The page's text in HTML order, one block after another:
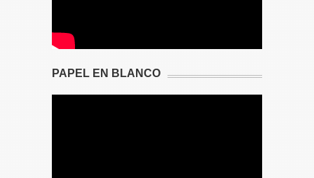
PAPEL EN BLANCO